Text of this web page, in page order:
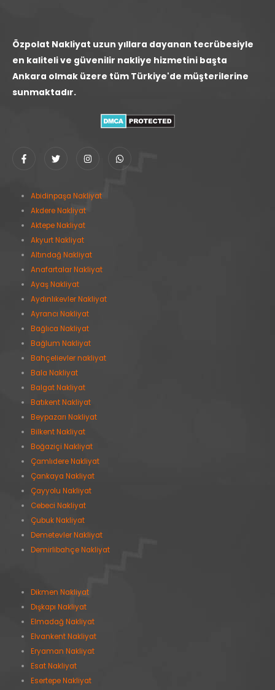
Özpolat Nakliyat uzun yıllara dayanan tecrübesiyle
en kaliteli ve güvenilir nakliye hizmetini başta
Ankara olmak üzere tüm Türkiye'de müşterilerine
sunmaktadır.
Abidinpaşa Nakliyat
Akdere Nakliyat
Aktepe Nakliyat
Akyurt Nakliyat
Altındağ Nakliyat
Anafartalar Nakliyat
Ayaş Nakliyat
Aydınlıkevler Nakliyat
Ayrancı Nakliyat
Bağlıca Nakliyat
Bağlum Nakliyat
Bahçelievler nakliyat
Bala Nakliyat
Balgat Nakliyat
Batıkent Nakliyat
Beypazarı Nakliyat
Bilkent Nakliyat
Boğaziçi Nakliyat
Çamlıdere Nakliyat
Çankaya Nakliyat
Çayyolu Nakliyat
Cebeci Nakliyat
Çubuk Nakliyat
Demetevler Nakliyat
Demirlibahçe Nakliyat
Dikmen Nakliyat
Dışkapı Nakliyat
Elmadağ Nakliyat
Elvankent Nakliyat
Eryaman Nakliyat
Esat Nakliyat
Esertepe Nakliyat